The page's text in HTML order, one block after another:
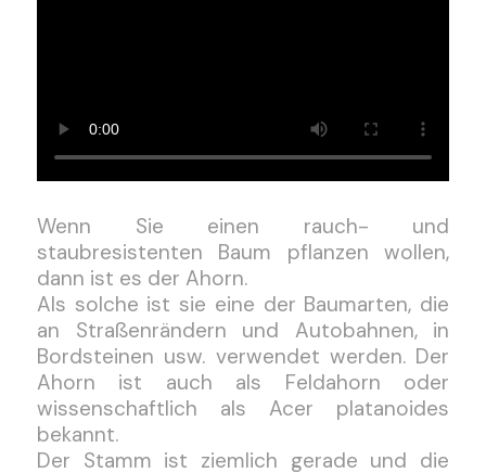
Wenn Sie einen rauch- und
staubresistenten Baum pflanzen wollen,
dann ist es der Ahorn.
Als solche ist sie eine der Baumarten, die
an Straßenrändern und Autobahnen, in
Bordsteinen usw. verwendet werden. Der
Ahorn ist auch als Feldahorn oder
wissenschaftlich als Acer platanoides
bekannt.
Der Stamm ist ziemlich gerade und die